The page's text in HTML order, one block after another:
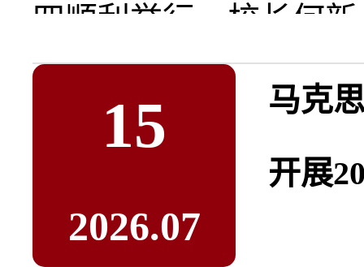
四顺利举行。校长何新
15
2026.07
马克
开展